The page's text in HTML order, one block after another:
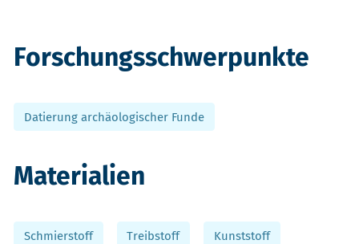
Forschungsschwerpunkte
Datierung archäologischer Funde
Materialien
Schmierstoff Treibstoff Kunststoff